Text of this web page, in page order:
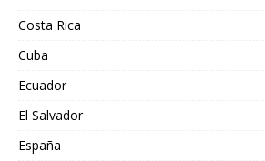
Costa Rica
Cuba
Ecuador
El Salvador
España